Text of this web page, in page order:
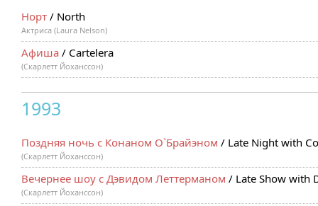
Норт / North
Актриса (Laura Nelson)
Афиша / Cartelera
(Скарлетт Йоханссон)
1993
Поздняя ночь с Конаном О`Брайэном / Late Night with
(Скарлетт Йоханссон)
Вечернее шоу с Дэвидом Леттерманом / Late Show with
(Скарлетт Йоханссон)